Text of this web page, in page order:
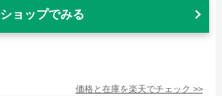
ショップでみる
価格と在庫を楽天でチェック >>